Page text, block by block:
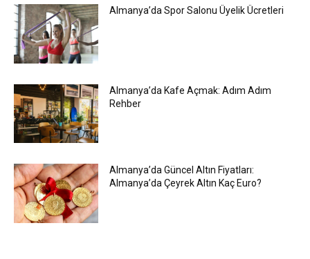
Almanya’da Spor Salonu Üyelik Ücretleri
Almanya’da Kafe Açmak: Adım Adım
Rehber
Almanya’da Güncel Altın Fiyatları:
Almanya’da Çeyrek Altın Kaç Euro?